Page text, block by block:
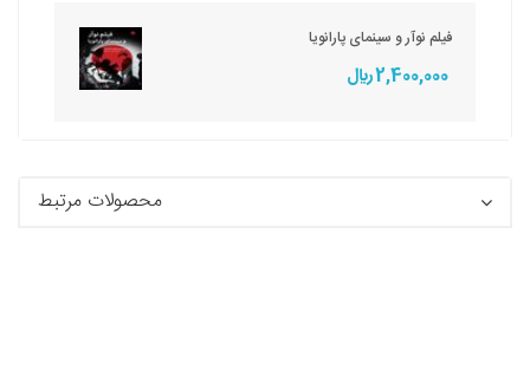
فیلم نوآر و سینمای پارانویا
2,400,000 ريال
محصولات مرتبط